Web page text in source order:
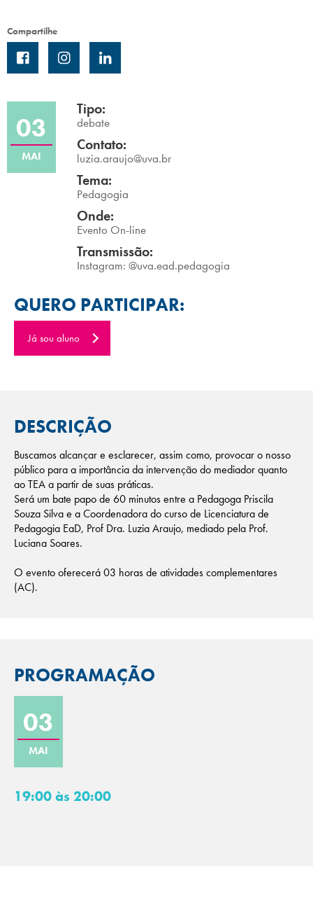
Atendimento (21) 2574 8888
INSCREVA-SE
ÁREA DO ALUNO
Compartilhe
03
MAI
Tipo:
debate
Contato:
luzia.araujo@uva.br
Tema:
Pedagogia
Onde:
Evento On-line
Transmissão:
Instagram: @uva.ead.pedagogia
QUERO PARTICIPAR:
Já sou aluno
DESCRIÇÃO
Buscamos alcançar e esclarecer, assim como, provocar o nosso
público para a importância da intervenção do mediador quanto
ao TEA a partir de suas práticas.
Será um bate papo de 60 minutos entre a Pedagoga Priscila
Souza Silva e a Coordenadora do curso de Licenciatura de
Pedagogia EaD, Prof Dra. Luzia Araujo, mediado pela Prof.
Luciana Soares.
O evento oferecerá 03 horas de atividades complementares
(AC).
PROGRAMAÇÃO
03
MAI
19:00 às 20:00